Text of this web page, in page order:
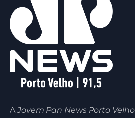
AJovem Pan News Porto Velho